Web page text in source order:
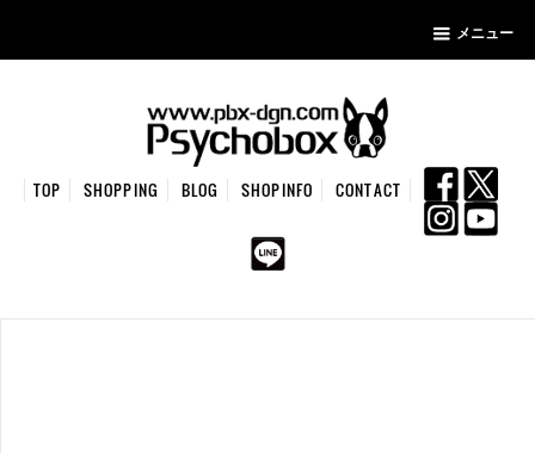
メニュー
TOP SHOPPING BLOG SHOPINFO CONTACT